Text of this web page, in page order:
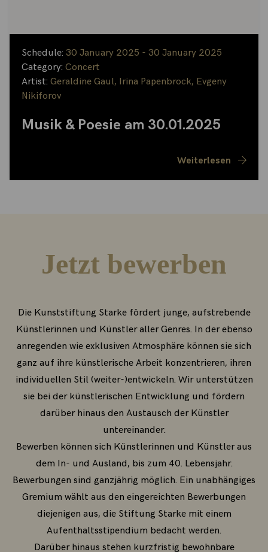
Schedule: 30 January 2025 - 30 January 2025
Category: Concert
Artist: Geraldine Gaul, Irina Papenbrock, Evgeny
Nikiforov
Musik & Poesie am 30.01.2025
Weiterlesen
Jetzt bewerben
Die Kunststiftung Starke fördert junge, aufstrebende
Künstlerinnen und Künstler aller Genres. In der ebenso
anregenden wie exklusiven Atmosphäre können sie sich
ganz auf ihre künstlerische Arbeit konzentrieren, ihren
individuellen Stil (weiter-)entwickeln. Wir unterstützen
sie bei der künstlerischen Entwicklung und fördern
darüber hinaus den Austausch der Künstler
untereinander.
Bewerben können sich Künstlerinnen und Künstler aus
dem In- und Ausland, bis zum 40. Lebensjahr.
Bewerbungen sind ganzjährig möglich. Ein unabhängiges
Gremium wählt aus den eingereichten Bewerbungen
diejenigen aus, die Stiftung Starke mit einem
Aufenthaltsstipendium bedacht werden.
Darüber hinaus stehen kurzfristig bewohnbare